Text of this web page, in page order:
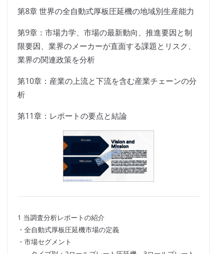
第8章 世界の全自動式厚板圧延機の地域別生産能力
第9章：市場力学、市場の最新動向、推進要因と制
限要因、業界のメーカーが直面する課題とリスク、
業界の関連政策を分析
第10章：産業の上流と下流を含む産業チェーンの分
析
第11章：レポートの要点と結論
1 当調査分析レポートの紹介
・全自動式厚板圧延機市場の定義
・市場セグメント